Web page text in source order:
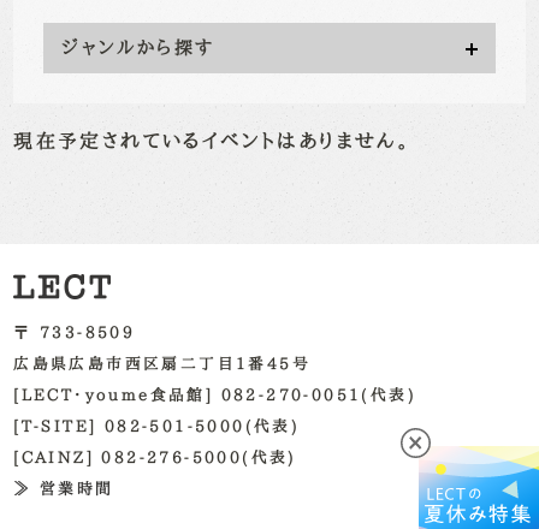
ジャンルから探す
現在予定されているイベントはありません。
〒 733-8509
広島県広島市西区扇二丁目1番45号
[LECT・youme食品館] 082-270-0051(代表)
[T-SITE] 082-501-5000(代表)
[CAINZ] 082-276-5000(代表)
≫ 営業時間